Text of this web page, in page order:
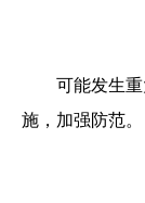
可能发生
施，加强防范。